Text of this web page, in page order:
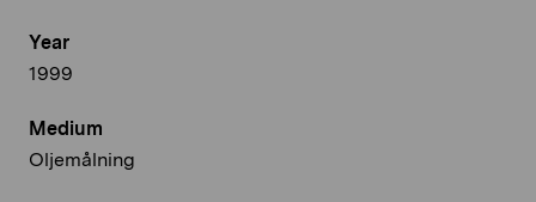
Year
1999
Medium
Oljemålning